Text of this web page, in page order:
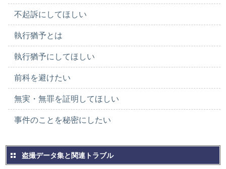
不起訴にしてほしい
執行猶予とは
執行猶予にしてほしい
前科を避けたい
無実・無罪を証明してほしい
事件のことを秘密にしたい
盗撮データ集と関連トラブル